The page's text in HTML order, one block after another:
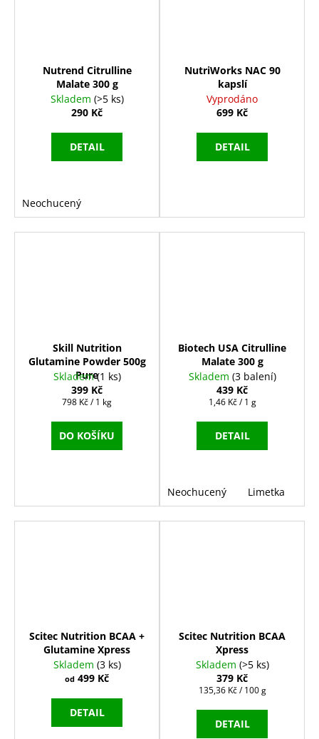
Nutrend Citrulline
Malate 300 g
Skladem (>5 ks)
290 Kč
DETAIL
Neochucený
NutriWorks NAC 90
kapslí
Vyprodáno
699 Kč
DETAIL
Skill Nutrition
Glutamine Powder 500g
Pure
Skladem(1 ks)
399 Kč
Měrná
798 Kč / 1 kg
DO KOŠÍKU
Biotech USA Citrulline
Malate 300 g
Skladem (3 balení)
439 Kč
Měrná
1,46 Kč / 1 g
DETAIL
Neochucený Limetka
Scitec Nutrition BCAA +
Glutamine Xpress
Skladem (3 ks)
od 499 Kč
DETAIL
Scitec Nutrition BCAA
Xpress
Skladem (>5 ks)
379 Kč
Měrná
135,36 Kč / 100 g
DETAIL